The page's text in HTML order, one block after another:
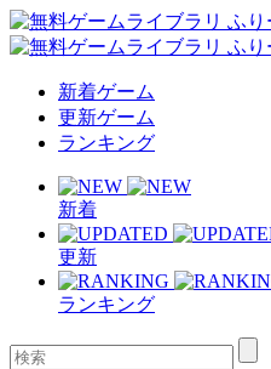
新着ゲーム
更新ゲーム
ランキング
新着
更新
ランキング